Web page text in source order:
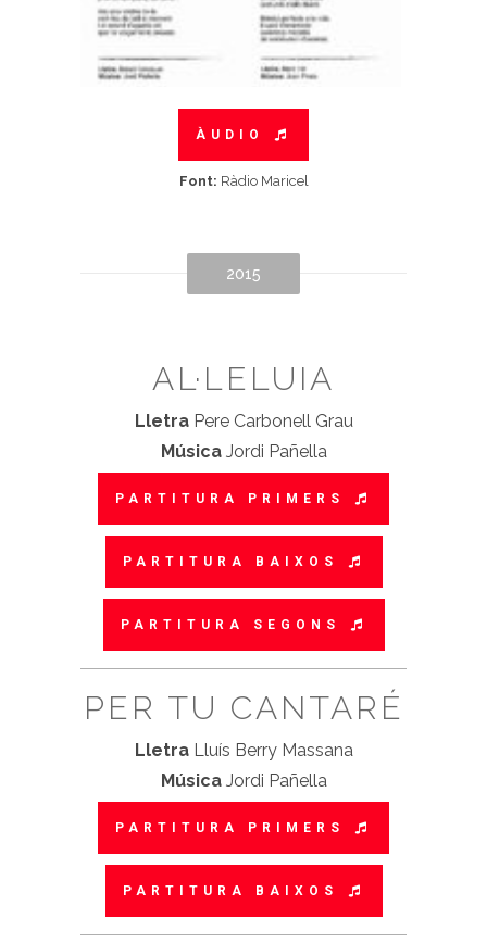
ÀUDIO
Font: Ràdio Maricel
2015
AL·LELUIA
LletraPere Carbonell Grau
MúsicaJordi Pañella
PARTITURA PRIMERS
PARTITURA BAIXOS
PARTITURA SEGONS
PER TU CANTARÉ
LletraLluís Berry Massana
MúsicaJordi Pañella
PARTITURA PRIMERS
PARTITURA BAIXOS